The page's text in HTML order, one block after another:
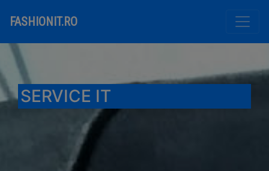
FASHIONIT.RO
SERVICE IT